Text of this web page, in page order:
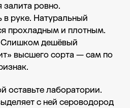
залита ровно.
руке. Натуральный
прохладным и плотным.
Слишком дешёвый
высшего сорта — сам по
оставьте лаборатории.
с ней сероводород